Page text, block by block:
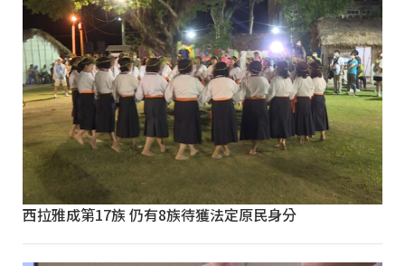
西拉雅成第17族 仍有8族待獲法定原民身分